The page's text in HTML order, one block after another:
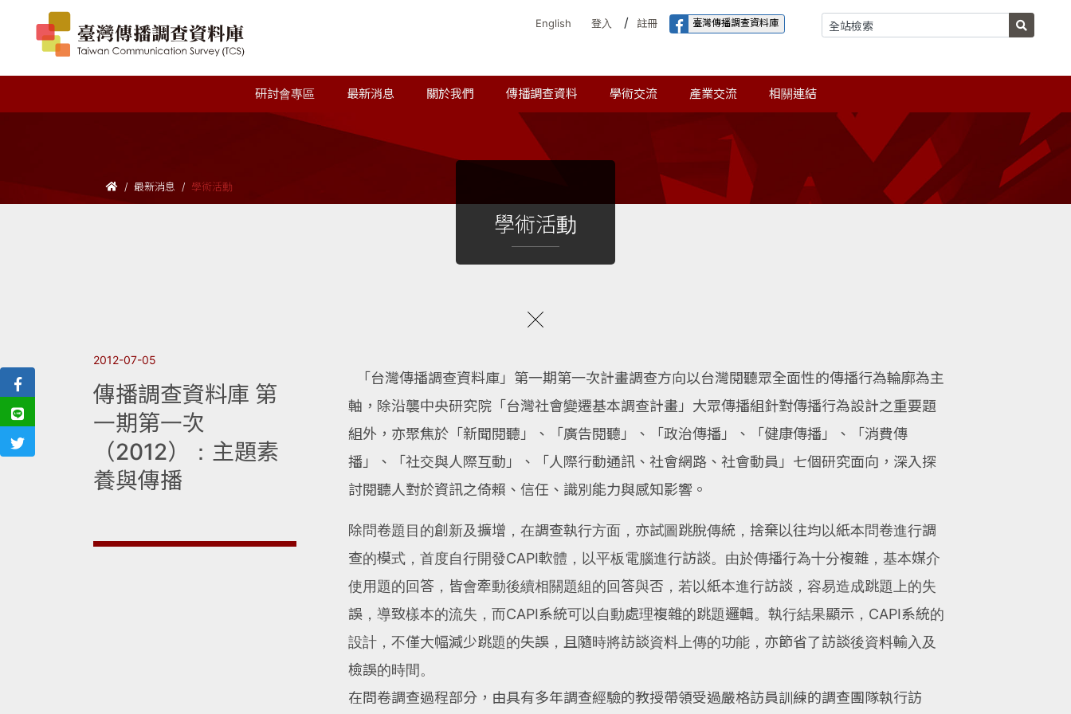
English 登入 / 註冊 臺灣傳播調查資料庫
研討會專區 最新消息 關於我們 傳播調查資料 學術交流 產業交流 相關連結
最新消息 學術活動
學術活動
2012-07-05
傳播調查資料庫 第
一期第一次
（2012）：主題素
養與傳播
「台灣傳播調查資料庫」第一期第一次計畫調查方向以台灣閱聽眾全面性的傳播行為輪廓為主
軸，除沿襲中央研究院「台灣社會變遷基本調查計畫」大眾傳播組針對傳播行為設計之重要題
組外，亦聚焦於「新聞閱聽」、「廣告閱聽」、「政治傳播」、「健康傳播」、「消費傳
播」、「社交與人際互動」、「人際行動通訊、社會網路、社會動員」七個研究面向，深入探
討閱聽人對於資訊之倚賴、信任、識別能力與感知影響。
除問卷題目的創新及擴增，在調查執行方面，亦試圖跳脫傳統，捨棄以往均以紙本問卷進行調
查的模式，首度自行開發CAPI軟體，以平板電腦進行訪談。由於傳播行為十分複雜，基本媒介
使用題的回答，皆會牽動後續相關題組的回答與否，若以紙本進行訪談，容易造成跳題上的失
誤，導致樣本的流失，而CAPI系統可以自動處理複雜的跳題邏輯。執行結果顯示，CAPI系統的
設計，不僅大幅減少跳題的失誤，且隨時將訪談資料上傳的功能，亦節省了訪談後資料輸入及
檢誤的時間。
在問卷調查過程部分，由具有多年調查經驗的教授帶領受過嚴格訪員訓練的調查團隊執行訪